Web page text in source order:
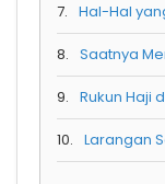
7. Hal-Hal
8.
9.
10.